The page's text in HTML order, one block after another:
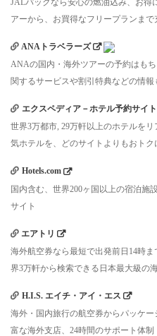
アーから、お買得なフリープランま
ANAトラベラーズ
ANAの国内・海外ツアーの予約はも
関するサービスや割引特典などの情報
エクスペディア－ホテル予約サイト
世界3万都市, 29万軒以上のホテルを
気ホテルを、どのサイトよりもおトク
Hotels.com
国内含む、世界200ヶ国以上の宿泊施
サイト
エアトリ
海外航空券なら最短で出発前日14時
界3万軒から検索できる日本最大級の
H.I.S. エイチ・アイ・エス
海外・国内旅行の航空券からパッケ
富な海外支店、24時間のサポート体制